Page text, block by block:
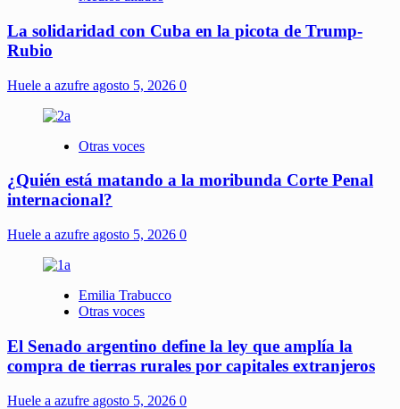
La solidaridad con Cuba en la picota de Trump-
Rubio
Huele a azufre agosto 5, 2026 0
Otras voces
¿Quién está matando a la moribunda Corte Penal
internacional?
Huele a azufre agosto 5, 2026 0
Emilia Trabucco
Otras voces
El Senado argentino define la ley que amplía la
compra de tierras rurales por capitales extranjeros
Huele a azufre agosto 5, 2026 0